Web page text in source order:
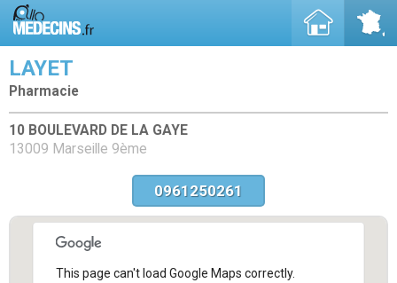
LAYET
Pharmacie
10 BOULEVARD DE LA GAYE
13009 Marseille 9ème
0961250261
This page can't load Google Maps correctly.